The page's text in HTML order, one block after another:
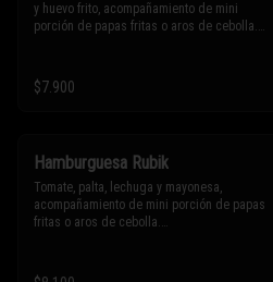
y huevo frito, acompañamiento de mini
porción de papas fritas o aros de cebolla.
Sólo puedes solicitar eliminar un
ingrediente.
$7.900
Hamburguesa Rubik
Tomate, palta, lechuga y mayonesa,
acompañamiento de mini porción de papas
fritas o aros de cebolla.
* Los ingredientes no son intercambiables.